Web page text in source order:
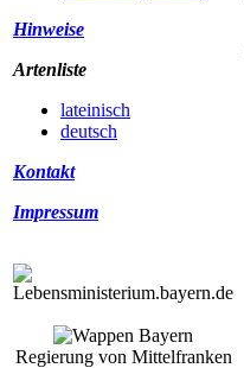
Hinweise
Artenliste
lateinisch
deutsch
Kontakt
Impressum
Regierung von Mittelfranken